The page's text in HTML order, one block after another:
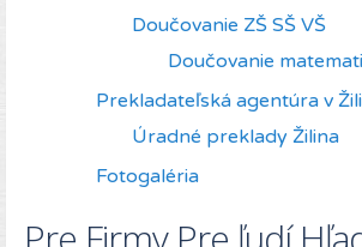
Doučovanie ZŠ SŠ VŠ
Doučovanie
Prekladateľská agentúra v
Úradné preklady Žilina
Fotogaléria